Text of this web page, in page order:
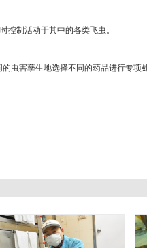
控制活动于其中的各类飞虫。
虫害孳生地选择不同的药品进行专项